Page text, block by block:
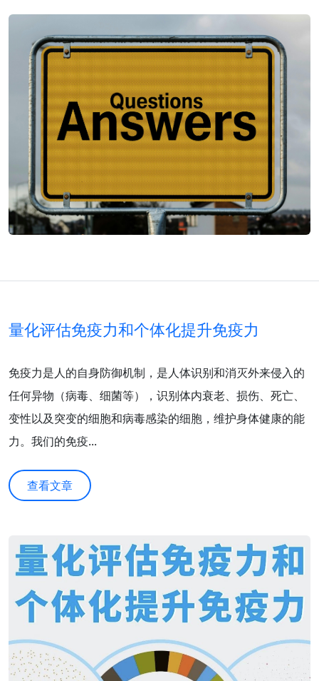
量化评估免疫力和个体化提升免疫力
免疫力是人的自身防御机制，是人体识别和消灭外来侵入的
任何异物（病毒、细菌等），识别体内衰老、损伤、死亡、
变性以及突变的细胞和病毒感染的细胞，维护身体健康的能
力。我们的免疫...
查看文章